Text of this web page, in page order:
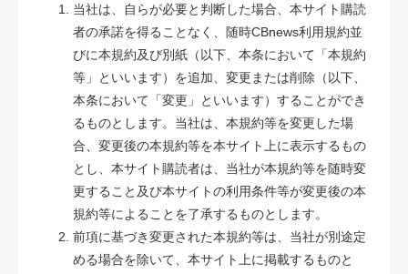
当社は、自らが必要と判断した場合、本サイト購読
者の承諾を得ることなく、随時CBnews利用規約並
びに本規約及び別紙（以下、本条において「本規約
等」といいます）を追加、変更または削除（以下、
本条において「変更」といいます）することができ
るものとします。当社は、本規約等を変更した場
合、変更後の本規約等を本サイト上に表示するもの
とし、本サイト購読者は、当社が本規約等を随時変
更すること及び本サイトの利用条件等が変更後の本
規約等によることを了承するものとします。
前項に基づき変更された本規約等は、当社が別途定
める場合を除いて、本サイト上に掲載するものと